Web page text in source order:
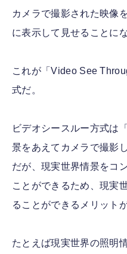
カメラで撮影された映像
に表示して見せることにな
これが「Video See
式だ。
ビデオシースルー方式は
景をあえてカメラで撮影
だが、現実世界情景をコ
ことができるため、現実
ることができるメリット
たとえば現実世界の照明